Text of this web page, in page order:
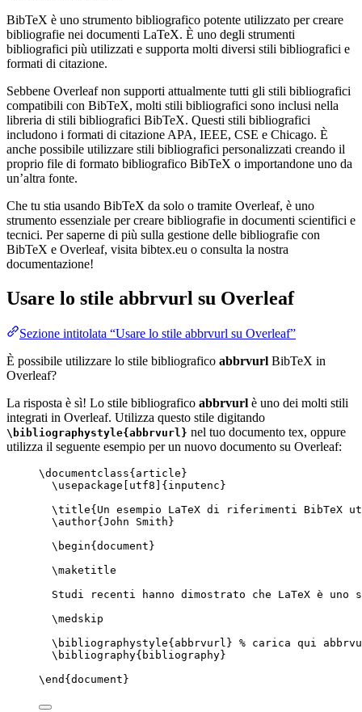
BibTeX è uno strumento bibliografico potente utilizzato per creare
bibliografie nei documenti LaTeX. È uno degli strumenti
bibliografici più utilizzati e supporta molti diversi stili bibliografici e
formati di citazione.
Sebbene Overleaf non supporti attualmente tutti gli stili bibliografici
compatibili con BibTeX, molti stili bibliografici sono inclusi nella
libreria di stili bibliografici BibTeX. Questi stili bibliografici
includono i formati di citazione APA, IEEE, CSE e Chicago. È
anche possibile utilizzare stili bibliografici personalizzati creando il
proprio file di formato bibliografico BibTeX o importandone uno da
un’altra fonte.
Che tu stia usando BibTeX da solo o tramite Overleaf, è uno
strumento essenziale per creare bibliografie in documenti scientifici e
tecnici. Per saperne di più sulla gestione delle bibliografie con
BibTeX e Overleaf, visita bibtex.eu o consulta la nostra
documentazione!
Usare lo stile abbrvurl su Overleaf
Sezione intitolata “Usare lo stile abbrvurl su Overleaf”
È possibile utilizzare lo stile bibliografico abbrvurl BibTeX in
Overleaf?
La risposta è sì! Lo stile bibliografico abbrvurl è uno dei molti stili
integrati in Overleaf. Utilizza questo stile digitando
\bibliographystyle{abbrvurl} nel tuo documento tex, oppure
utilizza il seguente esempio per un nuovo documento su Overleaf:
\documentclass{ article }
\usepackage
utf8 ]{ inputenc }
\title{Un esempio LaTeX di riferimenti
\author{John Smith}
\begin{ document }
\maketitle
Studi recenti hanno dimostrato che LaTeX è
\medskip
\bibliographystyle{abbrvurl} % carica qui
\bibliography{bibliography}
\end { document }